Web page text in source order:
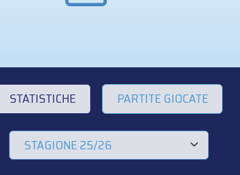
STATISTICHE PARTITE GIOCATE